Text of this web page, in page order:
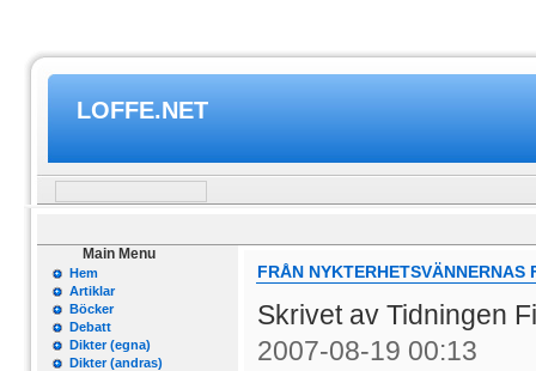
LOFFE.NET
Main Menu
Hem
Artiklar
Böcker
Debatt
Dikter (egna)
Dikter (andras)
FRÅN NYKTERHETSVÄNNERNAS
Skrivet av Tidningen
2007-08-19 00:13